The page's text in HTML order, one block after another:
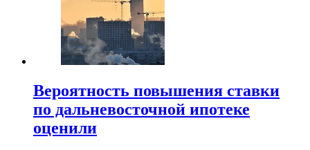
Вероятность повышения ставки
по дальневосточной ипотеке
оценили